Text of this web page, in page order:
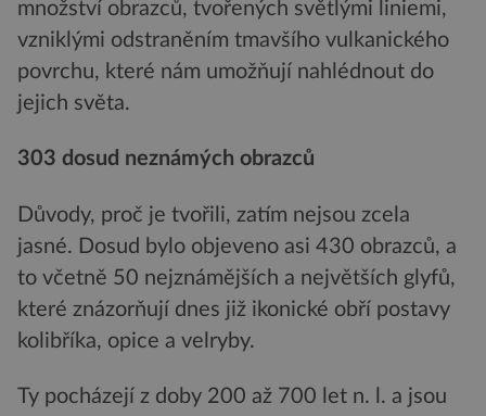
množství obrazců, tvořených světlými liniemi,
vzniklými odstraněním tmavšího vulkanického
povrchu, které nám umožňují nahlédnout do
jejich světa.
303 dosud neznámých obrazců
Důvody, proč je tvořili, zatím nejsou zcela
jasné. Dosud bylo objeveno asi 430 obrazců, a
to včetně 50 nejznámějších a největších glyfů,
které znázorňují dnes již ikonické obří postavy
kolibříka, opice a velryby.
Ty pocházejí z doby 200 až 700 let n. l. a jsou